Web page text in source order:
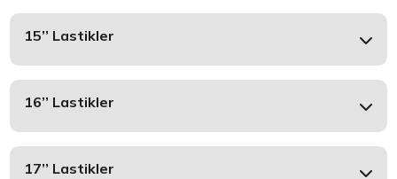
15’’ Lastikler
16’’ Lastikler
17’’ Lastikler